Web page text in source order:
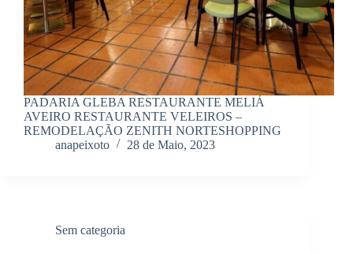
PADARIA GLEBA RESTAURANTE MELIÁ
AVEIRO RESTAURANTE VELEIROS –
REMODELAÇÃO ZENITH NORTESHOPPING
anapeixoto
28 de Maio, 2023
Sem categoria